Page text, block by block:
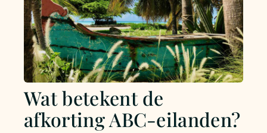
Wat betekent de
afkorting ABC-eilanden?